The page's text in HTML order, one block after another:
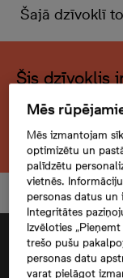
Šajā dzīvoklī
Šis dzīvoklis
ko līdzīgu?
Meklēt citu
Mēs
Mēs izmantojam
optimizētu un
palīdzētu
vietnēs.
personas datus un
Integritātes
Izvēloties
trešo pušu
personas datu
varat pielāgot